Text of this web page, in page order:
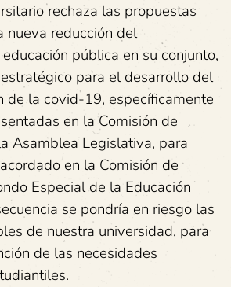
rechaza las propuestas
nueva reducción del
pública en su conjunto,
para el desarrollo del
de la covid-19, específicamente
en la Comisión de
Asamblea Legislativa, para
en la Comisión de
Especial de la Educación
se pondría en riesgo las
de nuestra universidad, para
de las necesidades